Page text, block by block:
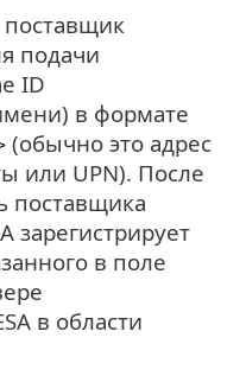
подачи
ID
в формате
(обычно это адрес
или UPN). После
поставщика
зарегистрирует
в поле
в области